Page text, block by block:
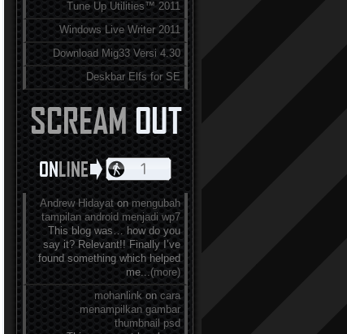
Tune Up Utilities™ 2011
Windows Live Writer 2011
Download Mig33 Versi 4.30
Deskbar Elfs for SE
Andrew Hidayaton mengubah
tampilan android menjadi wp7
This blog was… how do you
say it? Relevant!! Finally I’ve
found something which helped
me...(more)
mohanlinkon cara
menampilkan gambar
thumbnail psd